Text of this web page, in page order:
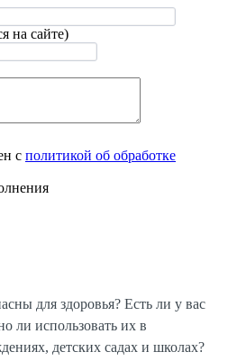
на сайте)
с политикой об обработке
для здоровья? Есть ли у вас
ли использовать их в
детских садах и школах?